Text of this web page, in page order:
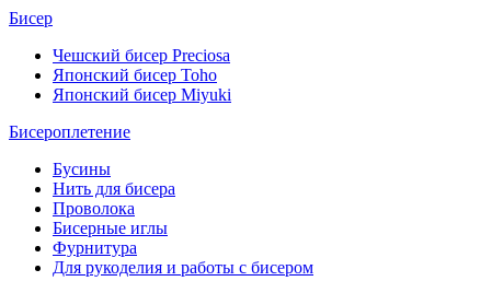
Бисер
Чешский бисер Preciosa
Японский бисер Toho
Японский бисер Miyuki
Бисероплетение
Бусины
Нить для бисера
Проволока
Бисерные иглы
Фурнитура
Для рукоделия и работы с бисером